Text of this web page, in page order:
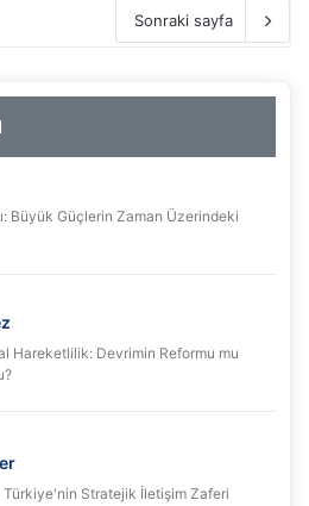
Sonraki sayfa
Büyük Güçlerin Zaman Üzerindeki
Hareketlilik: Devrimin Reformu mu
Türkiye'nin Stratejik İletişim Zaferi